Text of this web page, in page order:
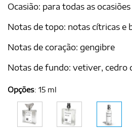
Ocasião: para todas as
Notas de topo: notas cítricas e
Notas de coração: gengibre
Notas de fundo: vetiver, cedro
Opções: 15 ml